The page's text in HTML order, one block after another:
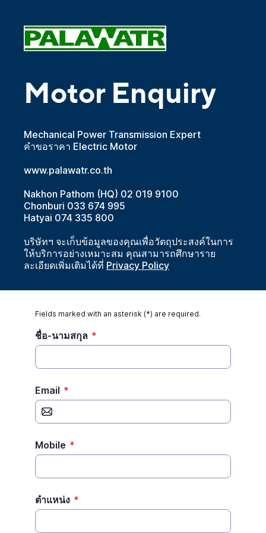
Motor Enquiry
Mechanical Power Transmission Expert
คำขอราคา Electric Motor
www.palawatr.co.th
Nakhon Pathom (HQ) 02 019 9100
Chonburi 033 674 995
Hatyai 074 335 800
บริษัทฯ จะเก็บข้อมูลของคุณเพื่อวัตถุประสงค์ในการ
ให้บริการอย่างเหมาะสม คุณสามารถศึกษาราย
ละเอียดเพิ่มเติมได้ที่ Privacy Policy
Fields marked with an asterisk (*) are required.
ชื่อ-นามสกุล *
Email *
Mobile *
ตำแหน่ง *